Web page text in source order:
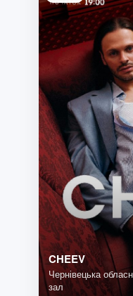
CHEEV
Чернівецька
зал